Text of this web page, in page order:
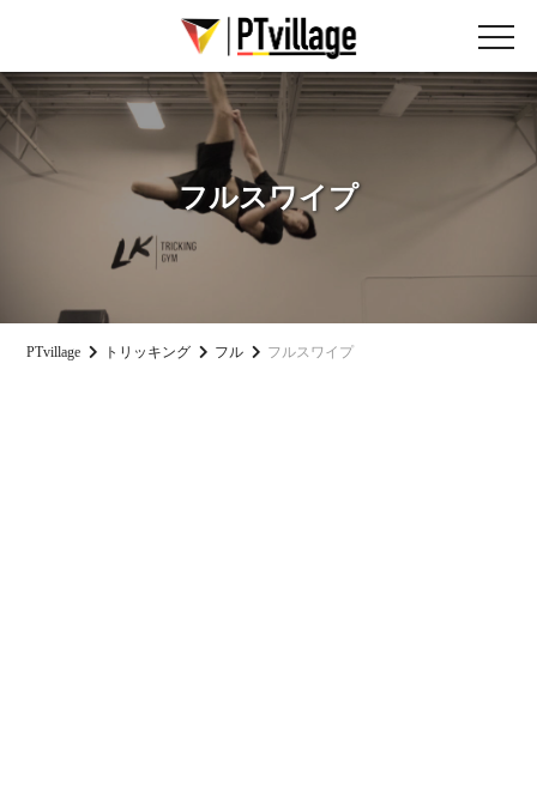
フルスワイプ
PTvillage トリッキング フル フルスワイプ